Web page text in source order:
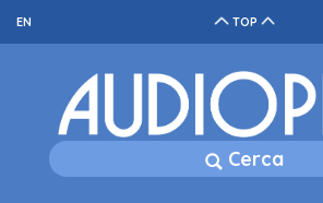
TOP
EN
Cerca